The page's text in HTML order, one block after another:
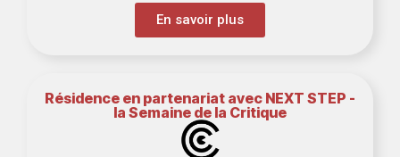
En savoir plus
Résidence en partenariat avec NEXT STEP -
la Semaine de la Critique